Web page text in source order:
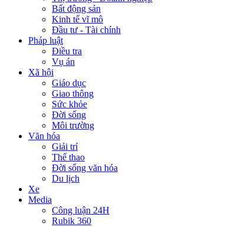
Bất động sản
Kinh tế vĩ mô
Đầu tư - Tài chính
Pháp luật
Điều tra
Vụ án
Xã hội
Giáo dục
Giao thông
Sức khỏe
Đời sống
Môi trường
Văn hóa
Giải trí
Thể thao
Đời sống văn hóa
Du lịch
Xe
Media
Công luận 24H
Rubik 360